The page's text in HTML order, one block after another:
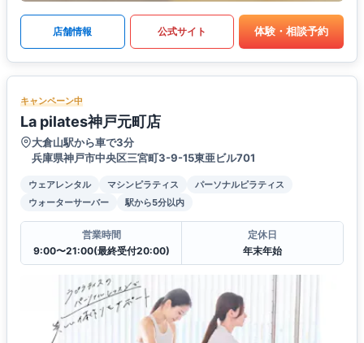
店舗情報 公式サイト 体験・相談予約
キャンペーン中
La pilates神戸元町店
大倉山駅から車で3分
兵庫県神戸市中央区三宮町3-9-15東亜ビル701
ウェアレンタル マシンピラティス
パーソナルピラティス
ウォーターサーバー
駅から5分以内
営業時間
9:00〜21:00(最終受付20:00)
定休日
年末年始